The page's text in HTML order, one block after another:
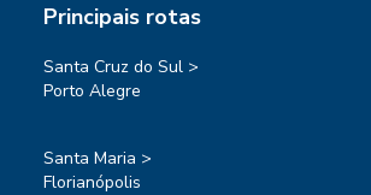
Principais rotas
Santa Cruz do Sul >
Porto Alegre
Santa Maria >
Florianópolis